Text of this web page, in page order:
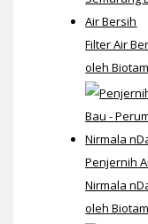
Filter Air
oleh
Penjernih
Nirmala
oleh